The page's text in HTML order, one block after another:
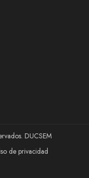
DUCSEM
de privacidad